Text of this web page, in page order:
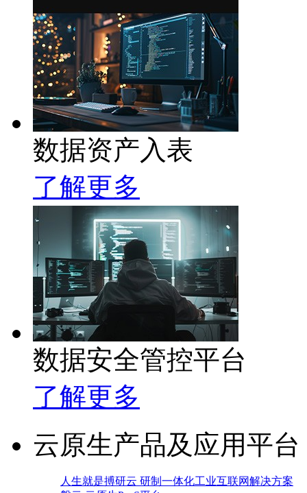
数据资产入表
了解更多
数据安全管控平台
了解更多
云原生产品及应用平台
人生就是搏研云 研制一体化工业互联网解决方案